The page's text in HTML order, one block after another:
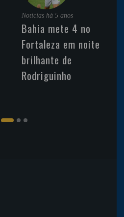
Noticias há 5 anos
Bahia mete 4 no
Fortaleza em noite
brilhante de
Rodriguinho